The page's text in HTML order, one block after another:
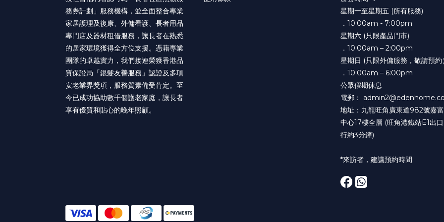
務券計劃」服務機構，並全面整合專業
家居護理及復康、外傭看護、長者用品
專門店及器材租借服務，讓長者在熟悉
的居家環境獲得全方位支援。憑藉專業
團隊的卓越實力，我們接連榮獲香港品
質保證局「銀髮友善服務」認證及多項
安老業界獎項，服務質素備受肯定。至
今已成功協助數千個護老家庭，讓長者
享有優質和貼心的晚年照顧。
星期一至星期五 (所有服務)
．10:00am - 7:00pm
星期六 (只限產品門市)
．10:00am – 2:00pm
星期日 (只限外傭服務，敬請預約）
．10:00am – 6:00pm
公眾假期休息
電郵：
地址：九龍旺角廣東道982號嘉
中心17樓全層 (旺角港鐵站E1出
行約3分鐘)
*來訪者，建議預約時間